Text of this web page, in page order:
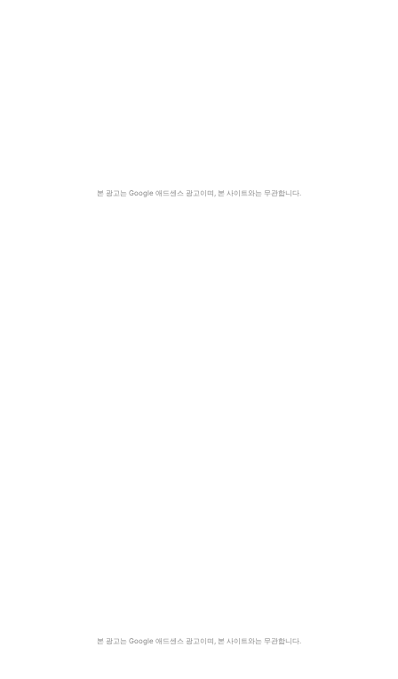
본 광고는 Google 애드센스 광고이며, 본 사이트와는 무관합니다.
본 광고는 Google 애드센스 광고이며, 본 사이트와는 무관합니다.